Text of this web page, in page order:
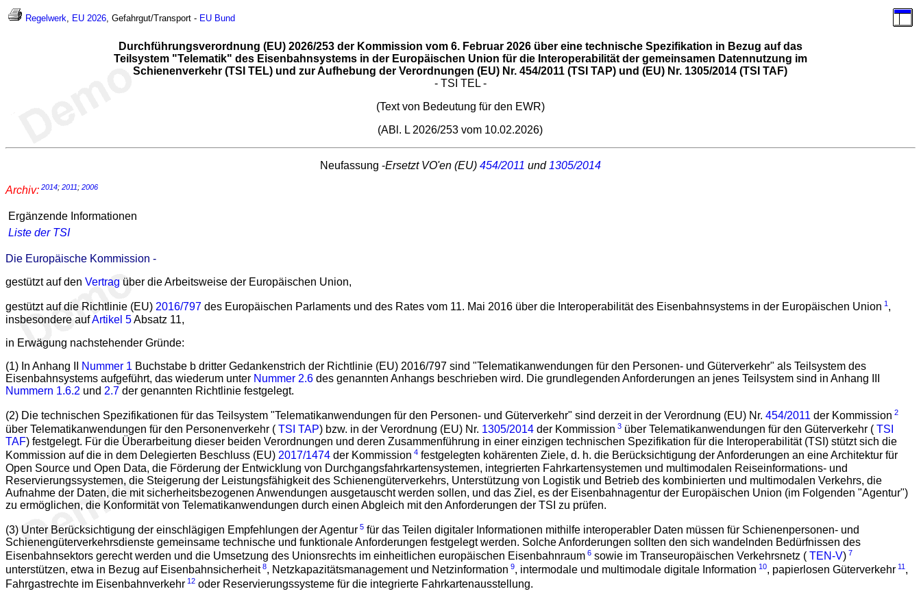
Regelwerk, EU 2026, Gefahrgut/Transport - EU Bund
Durchführungsverordnung (EU) 2026/253 der Kommission vom 6. Februar 2026 über eine technische Spezifikation in Bezug auf das
Teilsystem "Telematik" des Eisenbahnsystems in der Europäischen Union für die Interoperabilität der gemeinsamen Datennutzung im
Schienenverkehr (TSI TEL) und zur Aufhebung der Verordnungen (EU) Nr. 454/2011 (TSI TAP) und (EU) Nr. 1305/2014 (TSI TAF)
- TSI TEL -
(Text von Bedeutung für den EWR)
(ABl. L 2026/253 vom 10.02.2026)
Neufassung -Ersetzt VO'en (EU) 454/2011 und 1305/2014
Archiv: 2014; 2011; 2006
Ergänzende Informationen
Liste der TSI
Die Europäische Kommission -
gestützt auf den Vertrag über die Arbeitsweise der Europäischen Union,
gestützt auf die Richtlinie (EU) 2016/797 des Europäischen Parlaments und des Rates vom 11. Mai 2016 über die Interoperabilität des Eisenbahnsystems in der Europäischen Union 1 ,
insbesondere aufArtikel 5Absatz 11,
in Erwägung nachstehender Gründe:
(1) In Anhang II
Nummer 1 Buchstabe b dritter Gedankenstrich der Richtlinie (EU) 2016/797 sind "Telematikanwendungen für den Personen- und Güterverkehr" als Teilsystem des
Eisenbahnsystems aufgeführt, das wiederum unter Nummer 2.6 des genannten Anhangs beschrieben wird. Die grundlegenden Anforderungen an jenes Teilsystem sind in Anhang III
Nummern 1.6.2 und 2.7 der genannten Richtlinie festgelegt.
(2) Die technischen Spezifikationen für das Teilsystem "Telematikanwendungen für den Personen- und Güterverkehr" sind derzeit in der Verordnung (EU) Nr. 454/2011 der Kommission 2
über Telematikanwendungen für den Personenverkehr ( TSI TAP) bzw. in der Verordnung (EU) Nr. 1305/2014 der Kommission 3 über Telematikanwendungen für den Güterverkehr ( TSI
TAF) festgelegt. Für die Überarbeitung dieser beiden Verordnungen und deren Zusammenführung in einer einzigen technischen Spezifikation für die Interoperabilität (TSI) stützt sich die
Kommission auf die in dem Delegierten Beschluss (EU) 2017/1474 der Kommission 4 festgelegten kohärenten Ziele, d. h. die Berücksichtigung der Anforderungen an eine Architektur für
Open Source und Open Data, die Förderung der Entwicklung von Durchgangsfahrkartensystemen, integrierten Fahrkartensystemen und multimodalen Reiseinformations- und
Reservierungssystemen, die Steigerung der Leistungsfähigkeit des Schienengüterverkehrs, Unterstützung von Logistik und Betrieb des kombinierten und multimodalen Verkehrs, die
Aufnahme der Daten, die mit sicherheitsbezogenen Anwendungen ausgetauscht werden sollen, und das Ziel, es der Eisenbahnagentur der Europäischen Union (im Folgenden "Agentur")
zu ermöglichen, die Konformität von Telematikanwendungen durch einen Abgleich mit den Anforderungen der TSI zu prüfen.
(3) Unter Berücksichtigung der einschlägigen Empfehlungen der Agentur 5 für das Teilen digitaler Informationen mithilfe interoperabler Daten müssen für Schienenpersonen- und
Schienengüterverkehrsdienste gemeinsame technische und funktionale Anforderungen festgelegt werden. Solche Anforderungen sollten den sich wandelnden Bedürfnissen des
Eisenbahnsektors gerecht werden und die Umsetzung des Unionsrechts im einheitlichen europäischen Eisenbahnraum 6 sowie im Transeuropäischen Verkehrsnetz ( TEN-V) 7
unterstützen, etwa in Bezug auf Eisenbahnsicherheit 8, Netzkapazitätsmanagement und Netzinformation 9, intermodale und multimodale digitale Information 10, papierlosen Güterverkehr 11 ,
Fahrgastrechte im Eisenbahnverkehr 12 oder Reservierungssysteme für die integrierte Fahrkartenausstellung.